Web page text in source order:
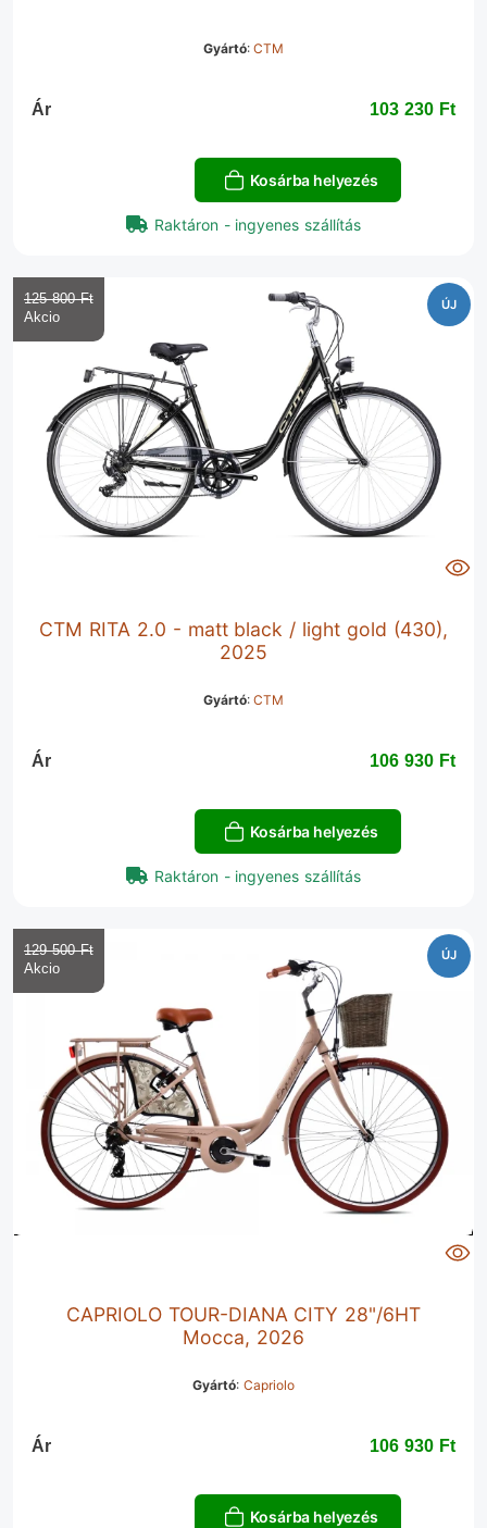
Gyártó:CTM
Ár 103 230 Ft‎
Kosárba helyezés
Raktáron - ingyenes szállítás
ÚJ
CTM RITA 2.0 - matt black / light gold (430),
2025
Gyártó:CTM
125 800 Ft‎
Ár 106 930 Ft‎
Kosárba helyezés
Raktáron - ingyenes szállítás
ÚJ
CAPRIOLO TOUR-DIANA CITY 28"/6HT
Mocca, 2026
Gyártó: Capriolo
129 500 Ft‎
Ár 106 930 Ft‎
Kosárba helyezés